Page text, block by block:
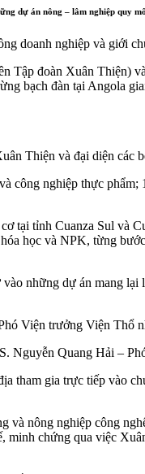
dự án nông – lâm nghiệp quy
doanh nghiệp và giới
đoàn Xuân Thiện)
bạch đàn tại Angola
Thiện và đại diện các
nghiệp thực
tại tỉnh Cuanza Sul và
học và NPK, từng
những dự án mang
Nguyễn Quang Hải –
gia trực tiếp vào
nông nghiệp công
chứng qua việc